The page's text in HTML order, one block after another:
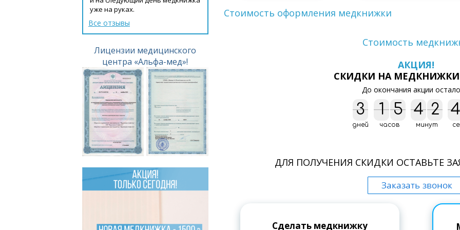
Стоимость оформления медкнижки
Стоимость
АКЦИЯ!
СКИДКИ НА МЕДКНИЖКИ
До окончания акции
3
3
дней
1
1 5
5
часов
4
4 2
2
минут
ДЛЯ ПОЛУЧЕНИЯ СКИДКИ ОСТАВЬТЕ
Сделать медкнижку
уже на руках.
Все отзывы
Лицензии медицинского
центра «Альфа-мед»!